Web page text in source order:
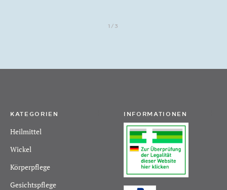
1/3
KATEGORIEN
Heilmittel
Wickel
Körperpflege
Gesichtspflege
INFORMATIONEN